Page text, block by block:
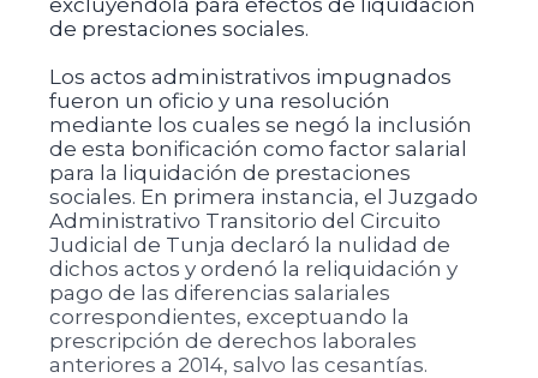
excluyéndola para efectos de liquidación
de prestaciones sociales.
Los actos administrativos impugnados
fueron un oficio y una resolución
mediante los cuales se negó la inclusión
de esta bonificación como factor salarial
para la liquidación de prestaciones
sociales. En primera instancia, el Juzgado
Administrativo Transitorio del Circuito
Judicial de Tunja declaró la nulidad de
dichos actos y ordenó la reliquidación y
pago de las diferencias salariales
correspondientes, exceptuando la
prescripción de derechos laborales
anteriores a 2014, salvo las cesantías.